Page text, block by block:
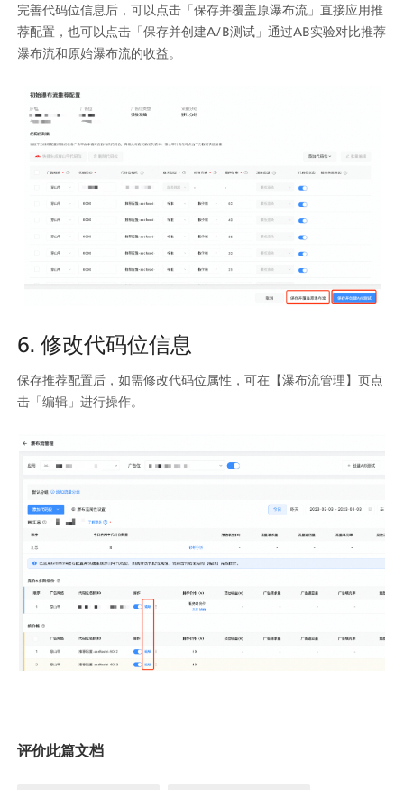
完善代码位信息后，可以点击「保存并覆盖原瀑布流」直接应用推
荐配置，也可以点击「保存并创建A/B测试」通过AB实验对比推荐
瀑布流和原始瀑布流的收益。
6. 修改代码位信息
保存推荐配置后，如需修改代码位属性，可在【瀑布流管理】页点
击「编辑」进行操作。
评价此篇文档